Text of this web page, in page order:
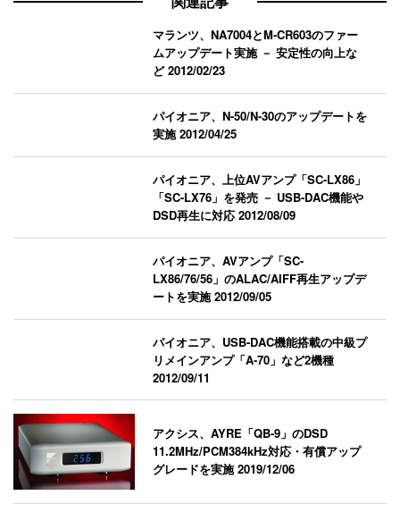
マランツ、NA7004とM-CR603のファー
ムアップデート実施 － 安定性の向上な
ど2012/02/23
パイオニア、N-50/N-30のアップデートを
実施2012/04/25
パイオニア、上位AVアンプ「SC-LX86」
「SC-LX76」を発売 － USB-DAC機能や
DSD再生に対応2012/08/09
パイオニア、AVアンプ「SC-
LX86/76/56」のALAC/AIFF再生アップデ
ートを実施2012/09/05
パイオニア、USB-DAC機能搭載の中級プ
リメインアンプ「A-70」など2機種
2012/09/11
アクシス、AYRE「QB-9」のDSD
11.2MHz/PCM384kHz対応・有償アップ
グレードを実施2019/12/06